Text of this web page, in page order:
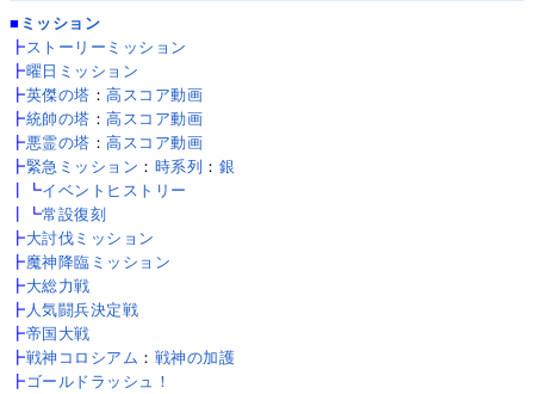
■ ミッション
┣ ストーリーミッション
┣曜日ミッション
┣英傑の塔 ：高スコア動画
┣統帥の塔 ：高スコア動画
┣悪霊の塔 ：高スコア動画
┣緊急ミッション ： 時系列 ： 銀
┃┗イベントヒストリー
┃┗常設復刻
┣大討伐ミッション
┣魔神降臨ミッション
┣大総力戦
┣ 人気闘兵決定戦
┣帝国大戦
┣戦神コロシアム ： 戦神の加護
┣ ゴールドラッシュ！